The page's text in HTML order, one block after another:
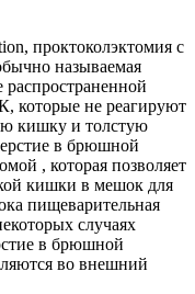
проктоколэктомия с
называемая
распространенной
которые не реагируют
кишку и толстую
в брюшной
, которая позволяет
кишки в мешок для
пищеварительная
случаях
в брюшной
во внешний